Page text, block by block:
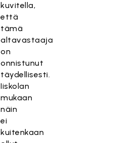
kuvitella,
että
tämä
altavastaaja
on
onnistunut
täydellisesti.
Iiskolan
mukaan
näin
ei
kuitenkaan